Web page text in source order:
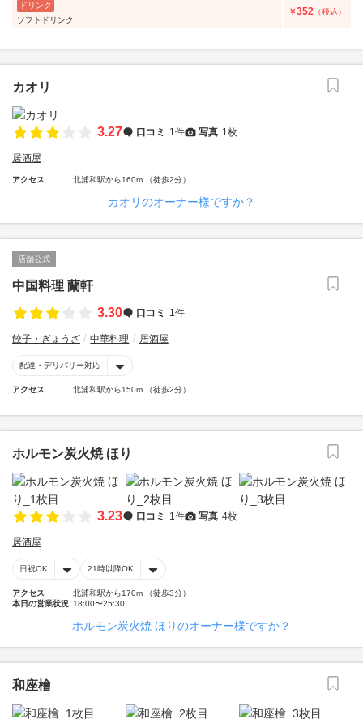
ドリンク
ソフトドリンク
￥352 （税込）
カオリ
3.27 口コミ 1件 写真 1枚
居酒屋
アクセス 北浦和駅から160m （徒歩2分）
カオリのオーナー様ですか？
店舗公式
中国料理 蘭軒
3.30
口コミ 1件
餃子・ぎょうざ 中華料理 居酒屋
配達・デリバリー対応
アクセス 北浦和駅から150m （徒歩2分）
ホルモン炭火焼 ほり
3.23 口コミ 1件 写真 4枚
居酒屋
日祝OK 21時以降OK
アクセス
北浦和駅から170m （徒歩3分）
本日の営業状況 18:00〜25:30
ホルモン炭火焼 ほりのオーナー様ですか？
和座檜